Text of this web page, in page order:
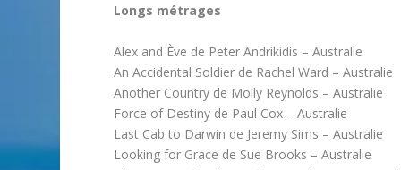
Longs métrages
Alex and Ève de Peter Andrikidis – Australie
An Accidental Soldier de Rachel Ward – Australie
Another Country de Molly Reynolds – Australie
Force of Destiny de Paul Cox – Australie
Last Cab to Darwin de Jeremy Sims – Australie
Looking for Grace de Sue Brooks – Australie